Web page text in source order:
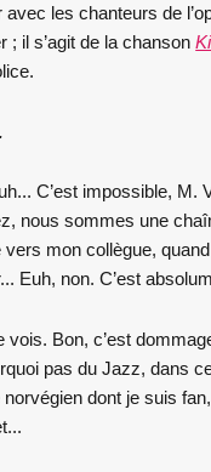
avec les chanteurs de
; il s’agit de la chanson
C’est impossible, M.
nous sommes une
vers mon collègue,
Euh, non. C’est
Bon, c’est
pas du Jazz, dans
dont je suis